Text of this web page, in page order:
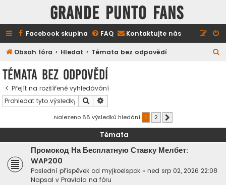
GRANDE PUNTO FANS
Facebook skupina FAQ Kontaktujte nás
Obsah fóra Hledat Témata bez odpovědí
Témata bez odpovědí
Přejít na rozšířené vyhledávání
Hledat
Nalezeno 88 výsledků hledání 1 2
Témata
Промокод На Бесплатную Ставку Мелбет:
WAP200
Poslední příspěvek od myjkoelspok « ned srp 02, 2026 22:08
Napsal v Pravidla na fóru